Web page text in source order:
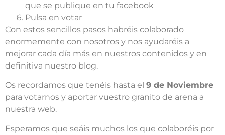
que se publique en tu facebook
Pulsa en votar
Con estos sencillos pasos habréis colaborado
enormemente con nosotros y nos ayudaréis a
mejorar cada día más en nuestros contenidos y en
definitiva nuestro blog.
Os recordamos que tenéis hasta el 9 de Noviembre
para votarnos y aportar vuestro granito de arena a
nuestra web.
Esperamos que seáis muchos los que colaboréis por